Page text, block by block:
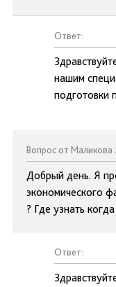
Ответ:
нашим
подготовки
Вопрос от Маликова
Добрый день. Я
экономического
? Где узнать
Ответ: